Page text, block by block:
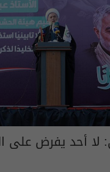
أحد يفرض على